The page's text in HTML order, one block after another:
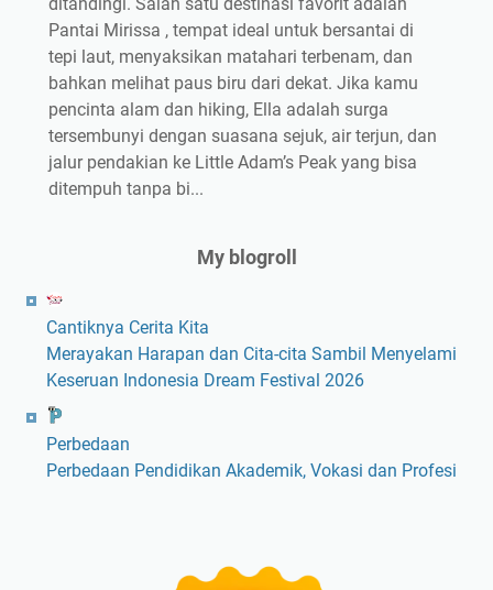
Pantai Mirissa , tempat ideal untuk bersantai di
tepi laut, menyaksikan matahari terbenam, dan
bahkan melihat paus biru dari dekat. Jika kamu
pencinta alam dan hiking, Ella adalah surga
tersembunyi dengan suasana sejuk, air terjun, dan
jalur pendakian ke Little Adam’s Peak yang bisa
ditempuh tanpa bi...
My blogroll
Cantiknya Cerita Kita
Merayakan Harapan dan Cita-cita Sambil Menyelami
Keseruan Indonesia Dream Festival 2026
Perbedaan
Perbedaan Pendidikan Akademik, Vokasi dan Profesi